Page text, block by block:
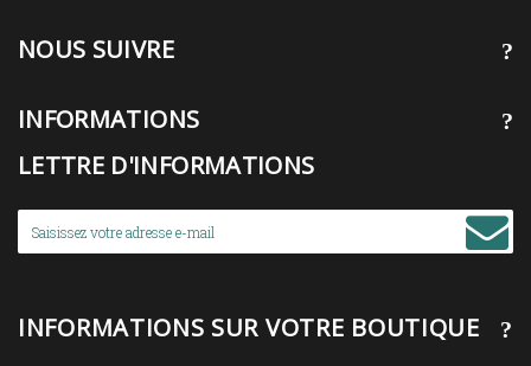
NOUS SUIVRE
INFORMATIONS
LETTRE D'INFORMATIONS
INFORMATIONS SUR VOTRE BOUTIQUE